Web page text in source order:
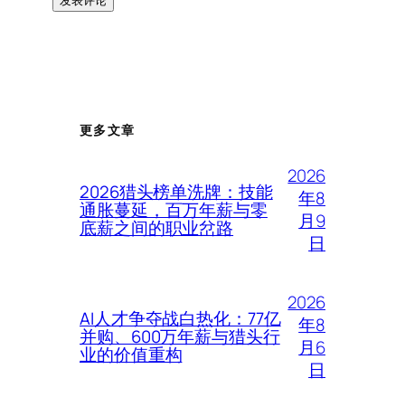
更多文章
2026猎头榜单洗牌：技能
通胀蔓延，百万年薪与零
底薪之间的职业岔路
2026
年8
月9
日
AI人才争夺战白热化：77亿
并购、600万年薪与猎头行
业的价值重构
2026
年8
月6
日